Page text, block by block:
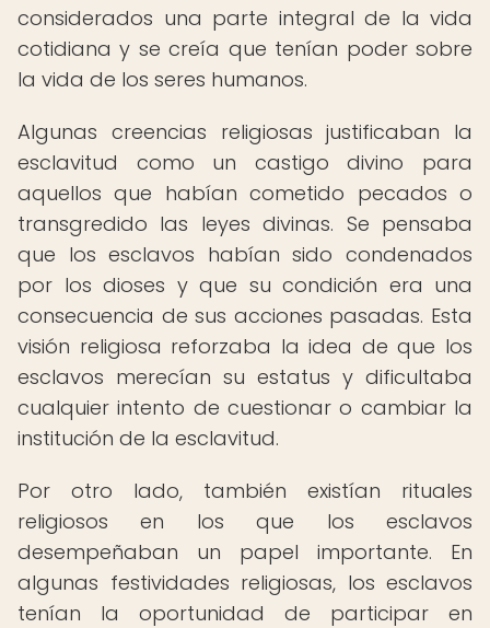
considerados una parte integral de la vida
cotidiana y se creía que tenían poder sobre
la vida de los seres humanos.
Algunas creencias religiosas justificaban la
esclavitud como un castigo divino para
aquellos que habían cometido pecados o
transgredido las leyes divinas. Se pensaba
que los esclavos habían sido condenados
por los dioses y que su condición era una
consecuencia de sus acciones pasadas. Esta
visión religiosa reforzaba la idea de que los
esclavos merecían su estatus y dificultaba
cualquier intento de cuestionar o cambiar la
institución de la esclavitud.
Por otro lado, también existían rituales
religiosos en los que los esclavos
desempeñaban un papel importante. En
algunas festividades religiosas, los esclavos
tenían la oportunidad de participar en